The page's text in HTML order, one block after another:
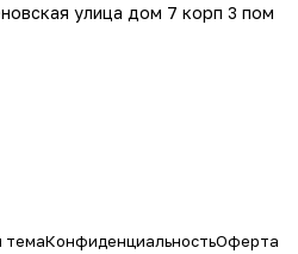
улица дом 7 корп 3 пом
темаКонфиденциальностьОферта